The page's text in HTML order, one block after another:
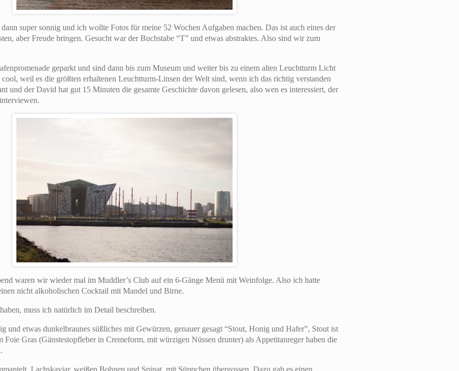
super sonnig und ich wollte Fotos für meine 52 Wochen Aufgaben machen. Das ist auch eines der
aber Freude bringen. Gesucht war der Buchstabe “T” und etwas abstraktes. Also sind wir zum
geparkt und sind dann bis zum Museum und weiter bis zu einem alten Leuchtturm Licht
weil es die größten erhaltenen Leuchtturm-Linsen der Welt sind, wenn ich das richtig verstanden
und der David hat gut 15 Minuten die gesamte Geschichte davon gelesen, also wen es interessiert, der
waren wir wieder mal im Muddler’s Club auf ein 6-Gänge Menü mit Weinfolge. Also ich hatte
nicht alkoholischen Cocktail mit Mandel und Birne.
muss ich natürlich im Detail beschreiben.
und etwas dunkelbraunes süßliches mit Gewürzen, genauer gesagt “Stout, Honig und Hafer”, Stout ist
Foie Gras (Gänstestopfleber in Cremeform, mit würzigen Nüssen drunter) als Appetitanreger haben die
Lachskaviar, weißen Bohnen und Spinat, mit Süppchen übergossen. Dazu gab es einen